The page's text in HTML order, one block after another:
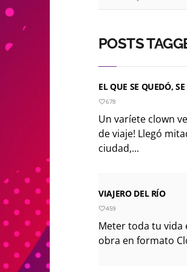
POSTS
EL QUE SE QUEDÓ,
678
Un varíete clown
de viaje! Llegó
ciudad,...
VIAJERO DEL RÍO
459
Meter toda tu vida
obra en formato